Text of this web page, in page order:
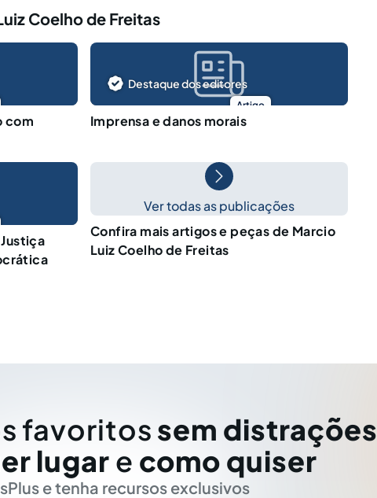
Coelho de Freitas
com
Artigo
Destaque dos editores
Imprensa e danos morais
Ver todas as publicações
Confira mais artigos e peças de Marcio
Luiz Coelho de Freitas
favoritos sem distrações
lugar e como quiser
e tenha recursos exclusivos